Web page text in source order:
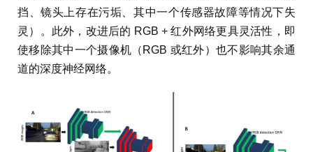
挡、镜头上存在污垢、其中一个传感器故障等情况下失
灵）。此外，改进后的 RGB + 红外网络更具灵活性，即
使移除其中一个摄像机（RGB 或红外）也不影响其余通
道的深度神经网络。